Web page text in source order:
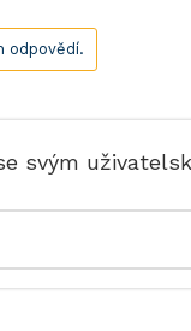
odpovědí.
svým